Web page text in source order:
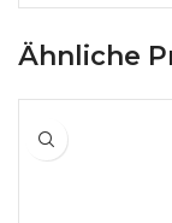
Preis
war:
Ähnliche